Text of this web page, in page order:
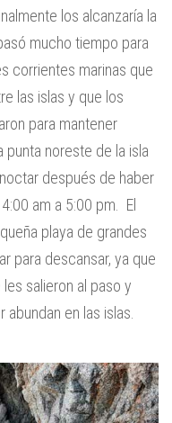
los alcanzaría la
mucho tiempo para
corrientes marinas que
las islas y que los
para mantener
punta noreste de la isla
después de haber
am a 5:00 pm. El
playa de grandes
para descansar, ya que
salieron al paso y
en las islas.